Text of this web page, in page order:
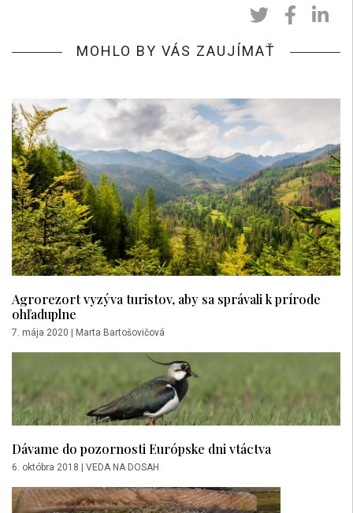
MOHLO BY VÁS ZAUJÍMAŤ
Agrorezort vyzýva turistov, aby sa správali k prírode
ohľaduplne
7. mája 2020 Marta Bartošovičová
Dávame do pozornosti Európske dni vtáctva
6. októbra 2018 | VEDA NA DOSAH